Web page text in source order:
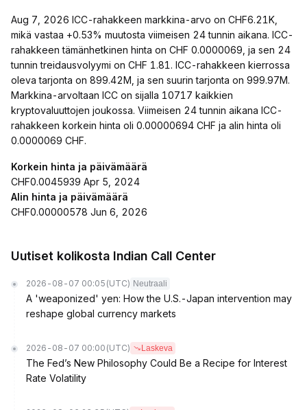
Aug 7, 2026 ICC-rahakkeen markkina-arvo on CHF6.21K,
mikä vastaa +0.53% muutosta viimeisen 24 tunnin aikana. ICC-
rahakkeen tämänhetkinen hinta on CHF 0.0000069, ja sen 24
tunnin treidausvolyymi on CHF 1.81. ICC-rahakkeen kierrossa
oleva tarjonta on 899.42M, ja sen suurin tarjonta on 999.97M.
Markkina-arvoltaan ICC on sijalla 10717 kaikkien
kryptovaluuttojen joukossa. Viimeisen 24 tunnin aikana ICC-
rahakkeen korkein hinta oli 0.00000694 CHF ja alin hinta oli
0.0000069 CHF.
Korkein hinta ja päivämäärä
CHF0.0045939 Apr 5, 2024
Alin hinta ja päivämäärä
CHF0.00000578 Jun 6, 2026
Uutiset kolikosta Indian Call Center
2026-08-07 00:05 (UTC) Neutraali
A 'weaponized' yen: How the U.S.-Japan intervention may
reshape global currency markets
2026-08-07 00:00 (UTC) Laskeva
The Fed’s New Philosophy Could Be a Recipe for Interest
Rate Volatility